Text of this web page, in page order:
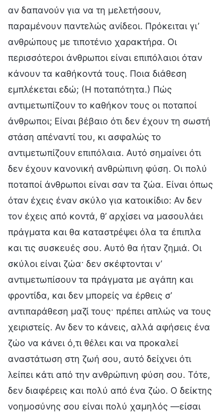
αν δαπανούν για να τη μελετήσουν,
παραμένουν παντελώς ανίδεοι. Πρόκειται γι’
ανθρώπους με τιποτένιο χαρακτήρα. Οι
περισσότεροι άνθρωποι είναι επιπόλαιοι όταν
κάνουν τα καθήκοντά τους. Ποια διάθεση
εμπλέκεται εδώ; (Η ποταπότητα.) Πώς
αντιμετωπίζουν το καθήκον τους οι ποταποί
άνθρωποι; Είναι βέβαιο ότι δεν έχουν τη σωστή
στάση απέναντί του, κι ασφαλώς το
αντιμετωπίζουν επιπόλαια. Αυτό σημαίνει ότι
δεν έχουν κανονική ανθρώπινη φύση. Οι πολύ
ποταποί άνθρωποι είναι σαν τα ζώα. Είναι όπως
όταν έχεις έναν σκύλο για κατοικίδιο: Αν δεν
τον έχεις από κοντά, θ’ αρχίσει να μασουλάει
πράγματα και θα καταστρέψει όλα τα έπιπλα
και τις συσκευές σου. Αυτό θα ήταν ζημιά. Οι
σκύλοι είναι ζώα· δεν σκέφτονται ν’
αντιμετωπίσουν τα πράγματα με αγάπη και
φροντίδα, και δεν μπορείς να έρθεις σ’
αντιπαράθεση μαζί τους· πρέπει απλώς να τους
χειριστείς. Αν δεν το κάνεις, αλλά αφήσεις ένα
ζώο να κάνει ό,τι θέλει και να προκαλεί
αναστάτωση στη ζωή σου, αυτό δείχνει ότι
λείπει κάτι από την ανθρώπινη φύση σου. Τότε,
δεν διαφέρεις και πολύ από ένα ζώο. Ο δείκτης
νοημοσύνης σου είναι πολύ χαμηλός —είσαι